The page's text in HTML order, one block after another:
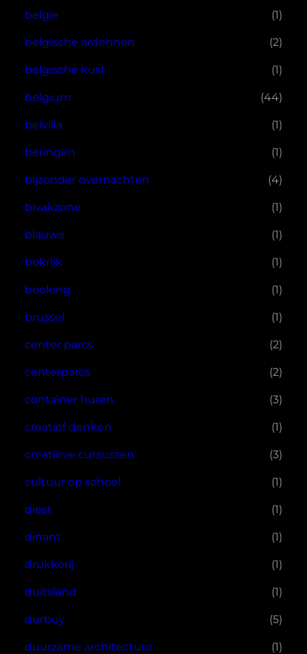
belgie (1)
belgische ardennen (2)
belgische kust (1)
belgium (44)
belvilla (1)
beringen (1)
bijzonder overnachten (4)
bivakzone (1)
blauwe (1)
bokrijk (1)
booking (1)
brussel (1)
center parcs (2)
centerparcs (2)
container huren (3)
creatief denken (1)
creatieve cursussen (3)
cultuur op school (1)
diest (1)
dinant (1)
drukkerij (1)
duitsland (1)
durbuy (5)
duurzame architectuur (1)